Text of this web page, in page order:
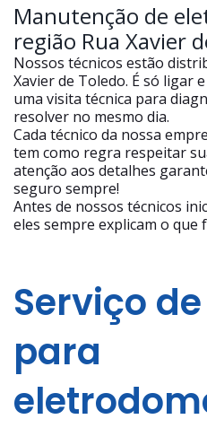
Manutenção de
região Rua Xavier
Nossos técnicos estão
Xavier de Toledo. É só ligar
uma visita técnica para
resolver no mesmo dia.
Cada técnico da nossa
tem como regra respeitar
atenção aos detalhes
seguro sempre!
Antes de nossos técnicos
eles sempre explicam o que
Serviço
para